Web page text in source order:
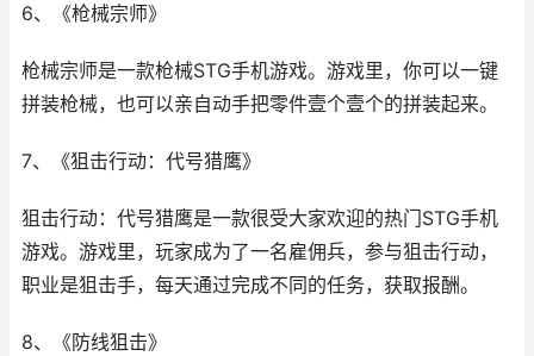
6、《枪械宗师》
枪械宗师是一款枪械STG手机游戏。游戏里，你可以一键
拼装枪械，也可以亲自动手把零件壹个壹个的拼装起来。
7、《狙击行动：代号猎鹰》
狙击行动：代号猎鹰是一款很受大家欢迎的热门STG手机
游戏。游戏里，玩家成为了一名雇佣兵，参与狙击行动，
职业是狙击手，每天通过完成不同的任务，获取报酬。
8、《防线狙击》